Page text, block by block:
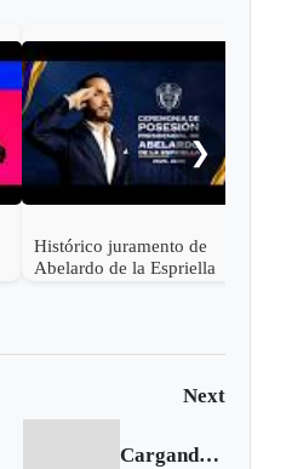
Histórico juramento de
Abelardo de la Espriella
❯
Next
Cargando siguiente...